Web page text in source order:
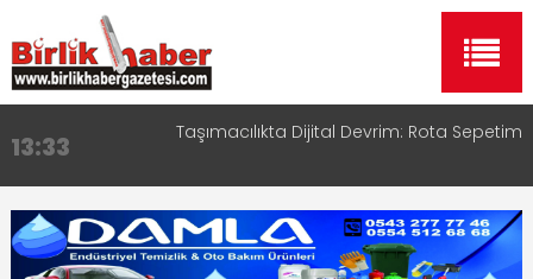
13:33 Taşımacılıkta Dijital Devrim: Rota Sepetim
17:15
Aksaray OSB Bölge Müdürü Makam Koltuğunu
Çocuklara Bıraktı
16:00
Aksaray Esnaf Rehberi ile Google ve Yapay Zeka
Aramalarında Öne Çıkın